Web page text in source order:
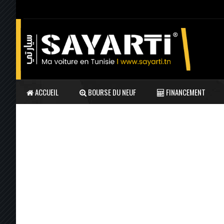
ACCUEIL BOURSE DU NEUF FINANCEMENT